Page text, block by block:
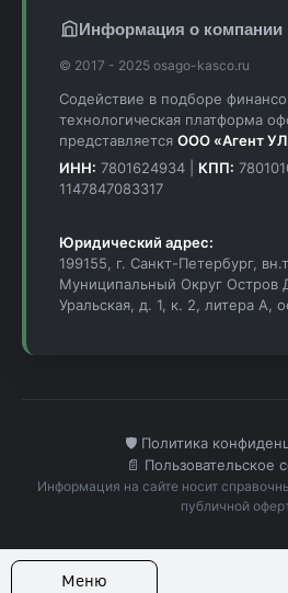
Информация о компании
© 2017 - 2025 osago-kasco.ru
Содействие в подборе
технологическая платформа
представляется ООО «Агент
ИНН: 7801624934 | КПП:
1147847083317
Юридический адрес:
199155, г. Санкт-Петербург,
Муниципальный Округ Остров
Уральская, д. 1, к. 2, литера А,
🛡️ Политика
📄 Пользовательское
Информация на сайте носит
публичной
Меню